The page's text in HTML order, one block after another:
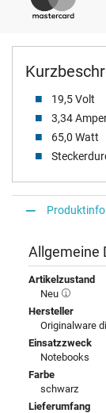
19,5 Volt
3,34
65,0 Watt
Produktinfo
Allgemeine
Artikelzustand
Neu
Hersteller
Originalware
Einsatzzweck
Notebooks
Farbe
schwarz
Lieferumfang